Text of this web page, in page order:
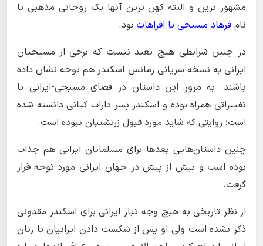
مشهور ترین و البته کهن ترین آنها یک روحانی مذهبی با
نام فرهاد مسیحی یا افراهات بود.
در چنین شرایطی هیچ بعید نیست که برخی از مسیحیان
ایرانی به نسخه سریانی رمانس اسکندر هم توجه نشان داده
باشند. به مرور این داستان در فضای مسیحی-ایرانی با
تغییراتی همراه بوده و اسکندر پسر داراب کیانی دانسته شده
است؛ روایتی که شاید مورد قبول زرتشتیان نبوده است.
چنین داستان‌هایی بعدها برای مسلمانان ایرانی هم جذاب
بوده است و بیش از پیش در جهان ایرانی مورد توجه قرار
گرفت.
از نظر تاریخی به هیچ وجه تبار ایرانی برای اسکندر مقدونی
ذکر نشده است ولی او پس از شکست دادن ایرانیان با زنان